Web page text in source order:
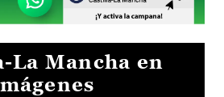
La Mancha en